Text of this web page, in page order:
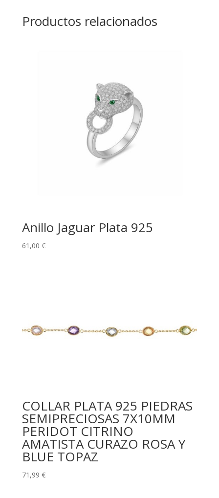
Productos relacionados
Anillo Jaguar Plata 925
61,00 €
COLLAR PLATA 925 PIEDRAS
SEMIPRECIOSAS 7X10MM
PERIDOT CITRINO
AMATISTA CURAZO ROSA Y
BLUE TOPAZ
71,99 €